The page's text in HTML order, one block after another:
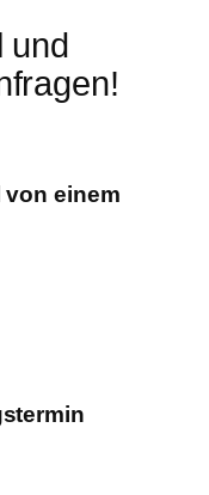
und
einem